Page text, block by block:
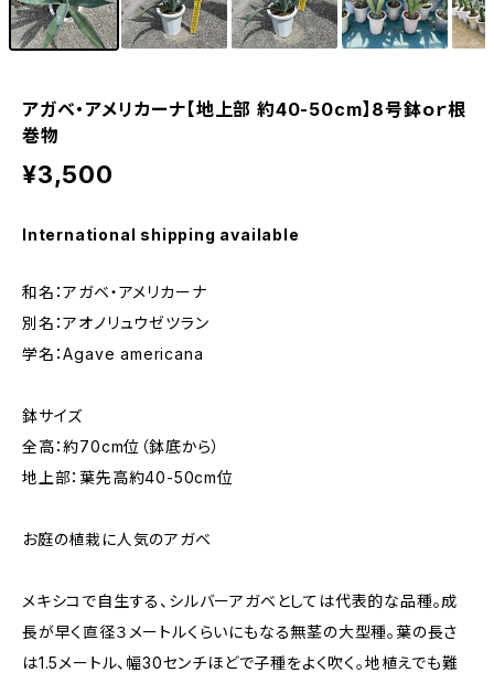
アガベ・アメリカーナ【地上部 約40-50cm】8号鉢ｏｒ根
巻物
¥3,500
International shipping available
和名：アガベ・アメリカーナ
別名：アオノリュウゼツラン
学名：Agave americana
鉢サイズ
全高：約70cm位（鉢底から）
地上部：葉先高約40-50cm位
お庭の植栽に人気のアガベ
メキシコで自生する、シルバーアガベとしては代表的な品種。成
長が早く直径３メートルくらいにもなる無茎の大型種。葉の長さ
は1.5メートル、幅30センチほどで子種をよく吹く。地植えでも難